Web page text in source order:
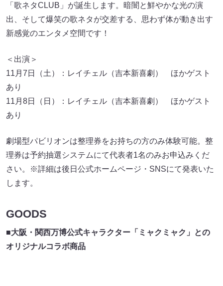
「歌ネタCLUB」が誕生します。暗闇と鮮やかな光の演
出、そして爆笑の歌ネタが交差する、思わず体が動き出す
新感覚のエンタメ空間です！
＜出演＞
11月7日（土）：レイチェル（吉本新喜劇） ほかゲスト
あり
11月8日（日）：レイチェル（吉本新喜劇） ほかゲスト
あり
劇場型パビリオンは整理券をお持ちの方のみ体験可能。整
理券は予約抽選システムにて代表者1名のみお申込みくだ
さい。※詳細は後日公式ホームページ・SNSにて発表いた
します。
GOODS
■大阪・関西万博公式キャラクター「ミャクミャク」との
オリジナルコラボ商品